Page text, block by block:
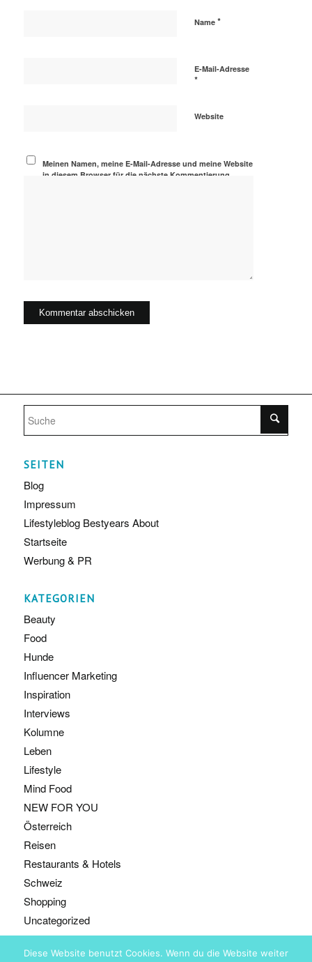
Name *
E-Mail-Adresse
*
Website
Meinen Namen, meine E-Mail-Adresse und meine Website
in diesem Browser für die nächste Kommentierung
SEITEN
Blog
Impressum
Lifestyleblog Bestyears About
Startseite
Werbung & PR
KATEGORIEN
Beauty
Food
Hunde
Influencer Marketing
Inspiration
Interviews
Kolumne
Leben
Lifestyle
Mind Food
NEW FOR YOU
Österreich
Reisen
Restaurants & Hotels
Schweiz
Shopping
Uncategorized
Diese Website benutzt Cookies. Wenn du die Website weiter